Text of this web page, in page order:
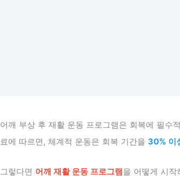
어깨 부상 후 재활 운동 프로그램은 회복에 필수
료에 따르면, 체계적 운동은 회복 기간을 30% 이
그렇다면 어깨 재활 운동 프로그램을 어떻게 시